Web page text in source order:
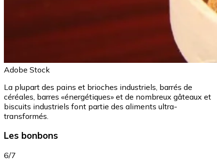
Adobe Stock
La plupart des pains et brioches industriels, barrés de
céréales, barres «énergétiques» et de nombreux gâteaux et
biscuits industriels font partie des aliments ultra-
transformés.
Les bonbons
6/7